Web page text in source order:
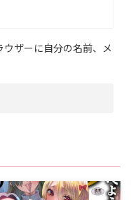
ザーに自分の名前、メ